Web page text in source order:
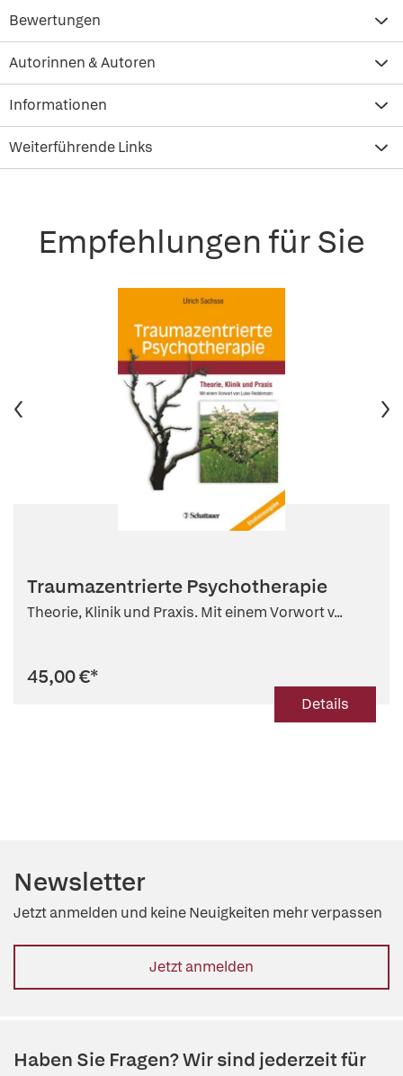
Bewertungen
Autorinnen & Autoren
Informationen
Weiterführende Links
Empfehlungen für Sie
Traumazentrierte Psychotherapie
Theorie, Klinik und Praxis. Mit einem Vorwort v...
45,00 €*
Details
Newsletter
Jetzt anmelden und keine Neuigkeiten mehr verpassen
Jetzt anmelden
Haben Sie Fragen? Wir sind jederzeit für